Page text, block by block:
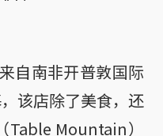
自南非开普敦国际
该店除了美食，还
Mountain）